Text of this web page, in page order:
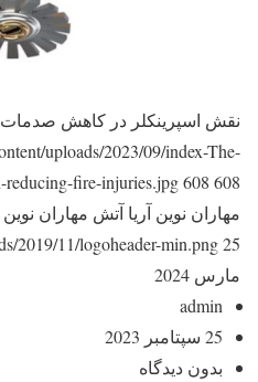
نقش اسپرینکلر در کاهش
uploads/2023/09/index-The-
fire-injuries.jpg608 608
مهاران نوین آریا آتش مهاران نوین
2019/11/logoheader-min.png25 سپتامبر 2023
مارس 2024
admin
25 سپتامبر 2023
بدون دیدگاه